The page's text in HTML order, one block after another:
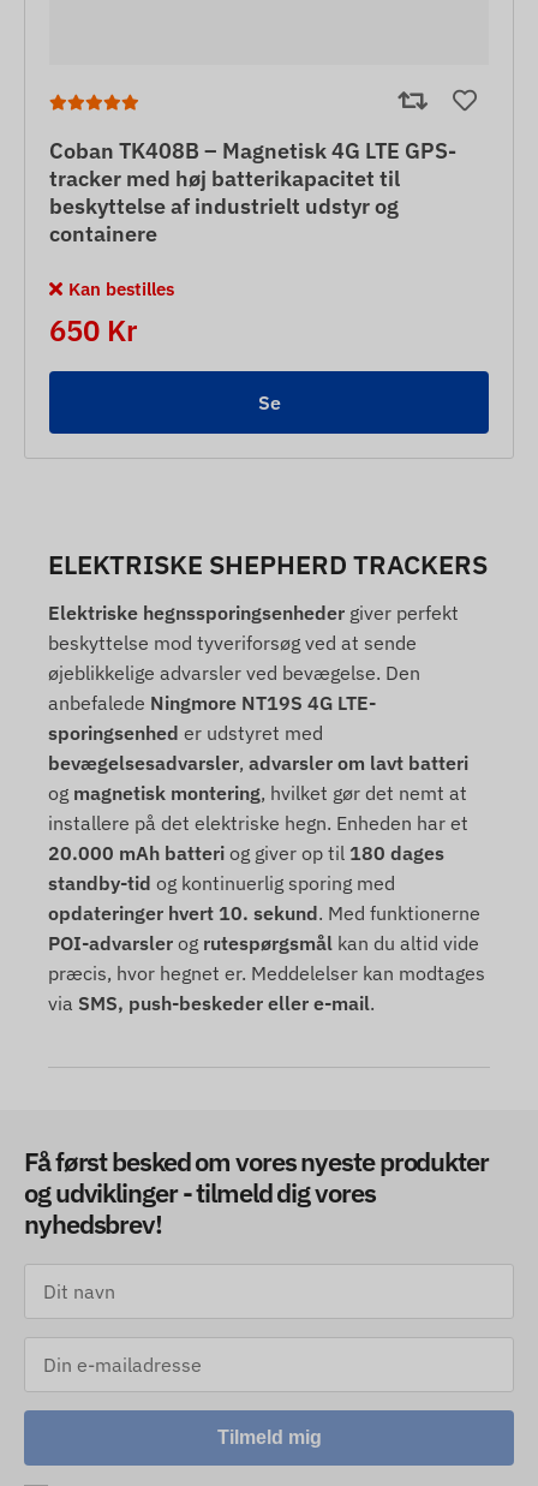
Coban TK408B – Magnetisk 4G LTE GPS-
tracker med høj batterikapacitet til
beskyttelse af industrielt udstyr og
containere
Kan bestilles
650 Kr
Se
ELEKTRISKE SHEPHERD TRACKERS
Elektriske hegnssporingsenheder giver perfekt
beskyttelse mod tyveriforsøg ved at sende
øjeblikkelige advarsler ved bevægelse. Den
anbefalede Ningmore NT19S 4G LTE-
sporingsenhed er udstyret med
bevægelsesadvarsler, advarsler om lavt batteri
og magnetisk montering, hvilket gør det nemt at
installere på det elektriske hegn. Enheden har et
20.000 mAh batteri og giver op til 180 dages
standby-tid og kontinuerlig sporing med
opdateringer hvert 10. sekund. Med funktionerne
POI-advarsler og rutespørgsmål kan du altid vide
præcis, hvor hegnet er. Meddelelser kan modtages
via SMS, push-beskeder eller e-mail.
Få først besked om vores nyeste produkter
og udviklinger - tilmeld dig vores
nyhedsbrev!
Tilmeld mig